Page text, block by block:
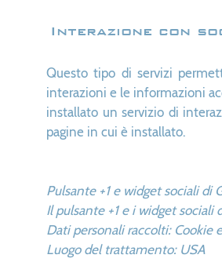
Interazione con
Questo tipo di servizi
interazioni e le informazioni
installato un servizio di
pagine in cui è installato.
Pulsante +1 e widget sociali di
Il pulsante +1 e i widget
Dati personali raccolti: Cookie
Luogo del trattamento: USA